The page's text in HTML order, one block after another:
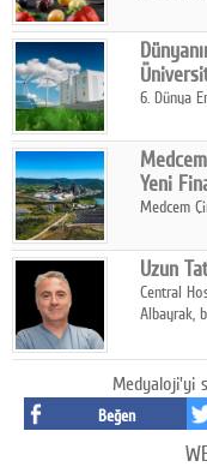
pratik,
6. Dünya
Yeni
Medcem
Uzun
Central
Albayrak,
Medyaloji'yi
Beğen